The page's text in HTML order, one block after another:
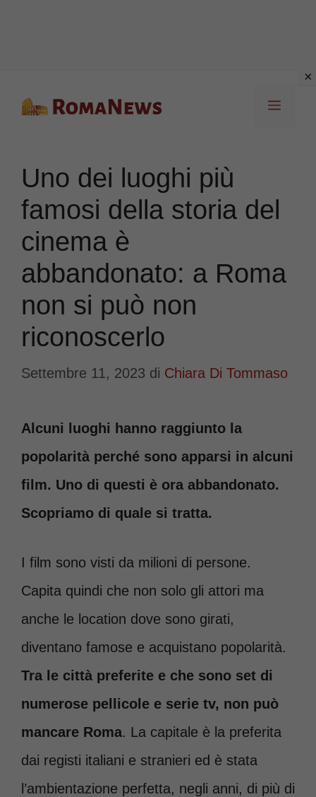
Menu
Uno dei luoghi più
famosi della storia del
cinema è
abbandonato: a Roma
non si può non
riconoscerlo
Settembre 11, 2023 di Chiara Di Tommaso
Alcuni luoghi hanno raggiunto la
popolarità perché sono apparsi in alcuni
film. Uno di questi è ora abbandonato.
Scopriamo di quale si tratta.
I film sono visti da milioni di persone.
Capita quindi che non solo gli attori ma
anche le location dove sono girati,
diventano famose e acquistano popolarità.
Tra le città preferite e che sono set di
numerose pellicole e serie tv, non può
mancare Roma. La capitale è la preferita
dai registi italiani e stranieri ed è stata
l’ambientazione perfetta, negli anni, di più di